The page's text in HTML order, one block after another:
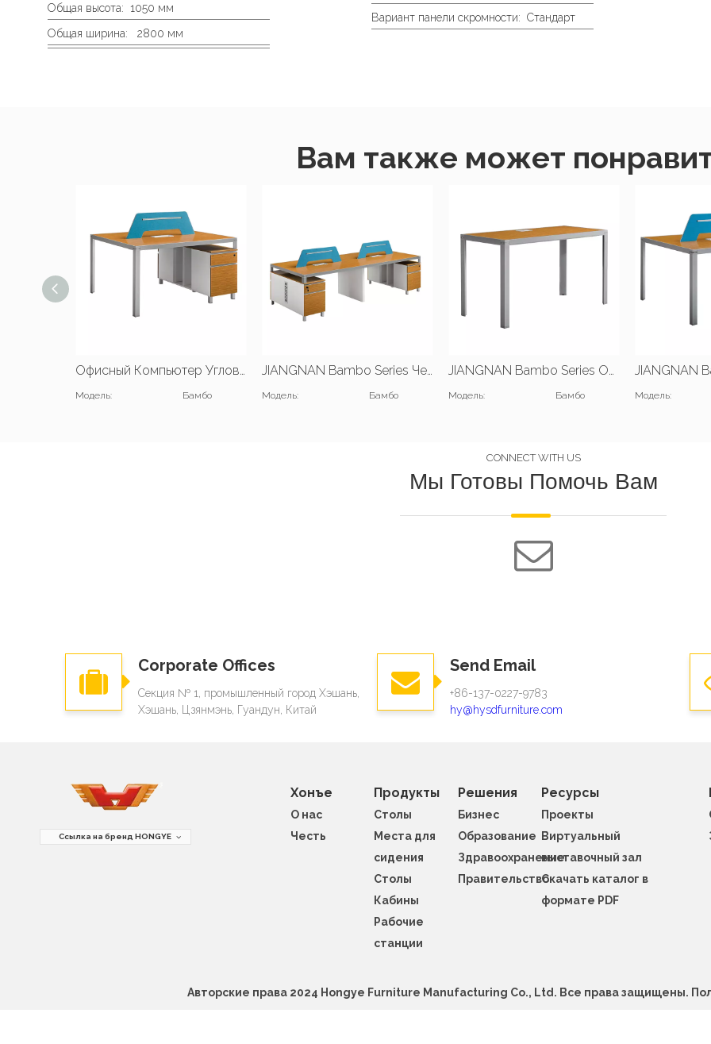
Общая высота: 1050 мм
Общая ширина: 2800 мм
Вариант панели скромности: Стандарт
Вам также может
Офисный Компьютер Угловой Стол Рабочая Станция
Модель: Бамбо
JIANGNAN Bambo Series Четыре бита |В2800*Д1200*В1050 (мм) |В2400*Д1200*В1050(мм)
Модель: Бамбо
JIANGNAN Bambo Series Одна позиция |Ш1600*Д700*В750(мм) |Ш1400*Д600*В750(мм) |В1200*Д600*В750(мм)
Модель: Бамбо Модель:
CONNECT WITH US
Мы Готовы Помочь Вам
Corporate Offices
Секция № 1, промышленный город Хэшань,
Хэшань, Цзянмэнь, Гуандун, Китай
Send Email
+86-137-0227-9783
hy@hysdfurniture.com
Ссылка на бренд HONGYE
Хонъе
О нас
Честь
Продукты
Столы
Места для
сидения
Столы
Кабины
Рабочие
станции
Решения
Бизнес
Образование
Здравоохранение
Правительство
Ресурсы
Проекты
Виртуальный
выставочный зал
Скачать каталог в
формате PDF
Авторские права 2024 Hongye Furniture Manufacturing Co., Ltd. Все права защищены.